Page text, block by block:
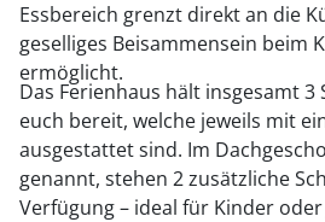
Essbereich grenzt direkt an die
geselliges Beisammensein beim
ermöglicht.
Das Ferienhaus hält insgesamt
euch bereit, welche jeweils mit
ausgestattet sind. Im
genannt, stehen 2 zusätzliche
Verfügung – ideal für Kinder oder